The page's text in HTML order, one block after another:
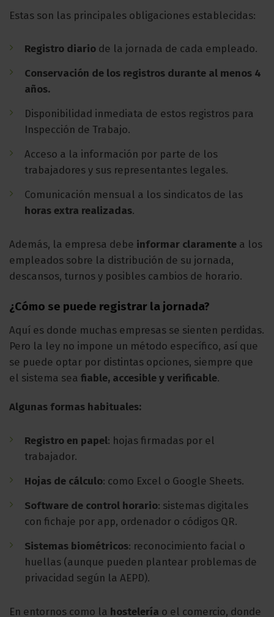
Estas son las principales obligaciones establecidas:
Registro diario de la jornada de cada empleado.
Conservación de los registros durante al menos 4
años.
Disponibilidad inmediata de estos registros para
Inspección de Trabajo.
Acceso a la información por parte de los
trabajadores y sus representantes legales.
Comunicación mensual a los sindicatos de las
horas extra realizadas.
Además, la empresa debe informar claramente a los
empleados sobre la distribución de su jornada,
descansos, turnos y posibles cambios de horario.
¿Cómo se puede registrar la jornada?
Aquí es donde muchas empresas se sienten perdidas.
Pero la ley no impone un método específico, así que
se puede optar por distintas opciones, siempre que
el sistema sea fiable, accesible y verificable.
Algunas formas habituales:
Registro en papel: hojas firmadas por el
trabajador.
Hojas de cálculo: como Excel o Google Sheets.
Software de control horario: sistemas digitales
con fichaje por app, ordenador o códigos QR.
Sistemas biométricos: reconocimiento facial o
huellas (aunque pueden plantear problemas de
privacidad según la AEPD).
En entornos como la hostelería o el comercio, donde